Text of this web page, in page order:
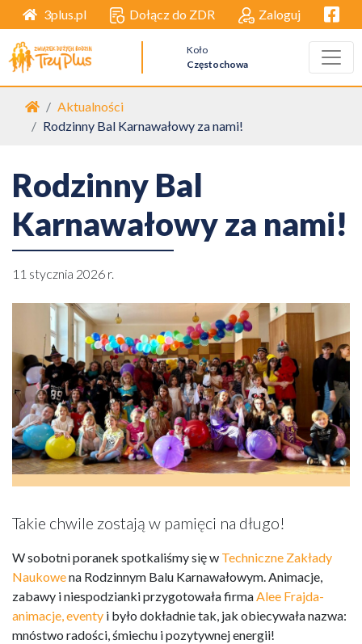
3plus.pl Dołącz do ZDR Zaloguj
Koło
Częstochowa
Strona główna
Aktualności
Rodzinny Bal Karnawałowy za nami!
Rodzinny Bal
Karnawałowy za nami!
11 stycznia 2026 r.
Takie chwile zostają w pamięci na długo!
W sobotni poranek spotkaliśmy się w Techniczne Zakłady
Naukowena Rodzinnym Balu Karnawałowym. Animacje,
zabawy i niespodzianki przygotowała firmaAlee Frajda-
animacje, eventy i było dokładnie tak, jak obiecywała nazwa:
mnóstwo radości, śmiechu i pozytywnej energii!